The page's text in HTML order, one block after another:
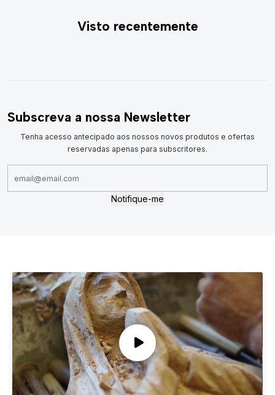
Visto recentemente
Subscreva a nossa Newsletter
Tenha acesso antecipado aos nossos novos produtos e ofertas
reservadas apenas para subscritores.
Notifique-me